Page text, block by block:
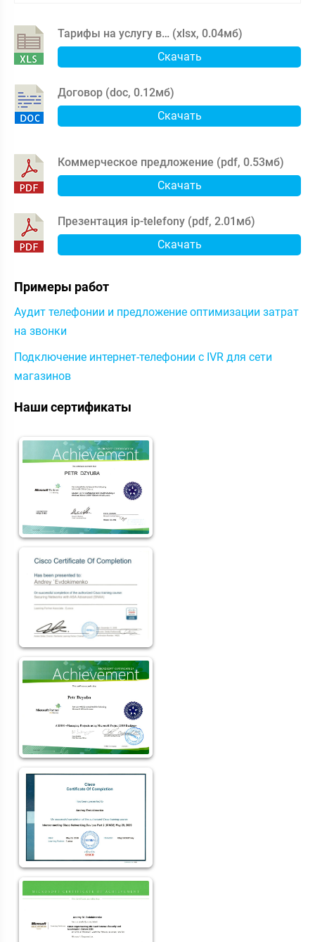
Тарифы на услугу в… (xlsx, 0.04мб)
Скачать
Договор (doc, 0.12мб)
Скачать
Коммерческое предложение (pdf, 0.53мб)
Скачать
Презентация ip-telefony (pdf, 2.01мб)
Скачать
Примеры работ
Аудит телефонии и предложение оптимизации затрат
на звонки
Подключение интернет-телефонии с IVR для сети
магазинов
Наши сертификаты